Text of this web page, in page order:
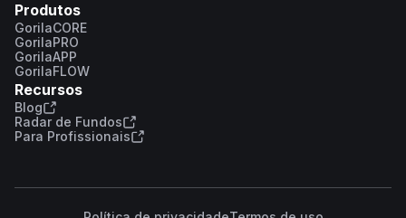
Produtos
GorilaCORE
GorilaPRO
GorilaAPP
GorilaFLOW
Recursos
Blog
Radar de Fundos
Para Profissionais